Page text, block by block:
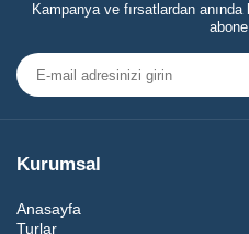
Kampanya ve fırsatlardan
Kurumsal
Anasayfa
Turlar